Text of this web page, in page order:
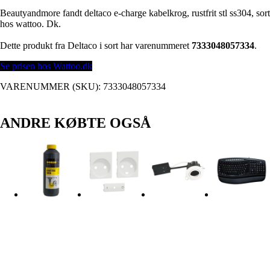
Beautyandmore fandt deltaco e-charge kabelkrog, rustfrit stl ss304, sort
hos wattoo. Dk.
Dette produkt fra Deltaco i sort har varenummeret 7333048057334.
Se prisen hos Wattoo.dk
VARENUMMER (SKU): 7333048057334
ANDRE KØBTE OGSÅ